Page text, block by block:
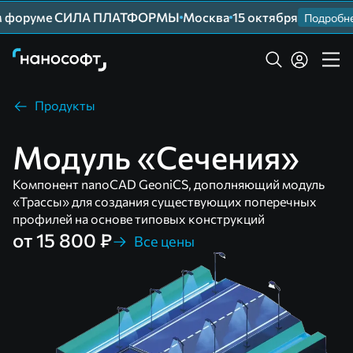
СИЛА ПЛАТФОРМЫ Москва 15 октября Подробнее
Продукты
Модуль «Сечения»
Компонент nanoCAD GeoniCS, дополняющий модуль
«Трассы» для создания существующих поперечных
профилей на основе типовых конструкций
от 15 800 ₽ Все цены